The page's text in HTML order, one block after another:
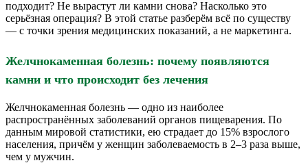
подходит? Не вырастут ли камни снова? Насколько это
серьёзная операция? В этой статье разберём всё по существу
— с точки зрения медицинских показаний, а не маркетинга.
Желчнокаменная болезнь: почему появляются
камни и что происходит без лечения
Желчнокаменная болезнь — одно из наиболее
распространённых заболеваний органов пищеварения. По
данным мировой статистики, ею страдает до 15% взрослого
населения, причём у женщин заболеваемость в 2–3 раза выше,
чем у мужчин.